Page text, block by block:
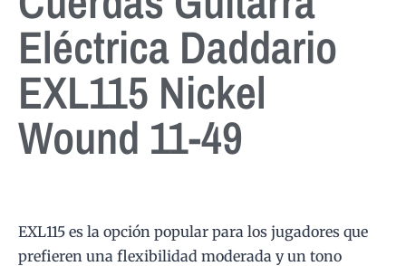
Eléctrica Daddario
EXL115 Nickel
Wound 11-49
EXL115 es la opción popular para los jugadores que
prefieren una flexibilidad moderada y un tono